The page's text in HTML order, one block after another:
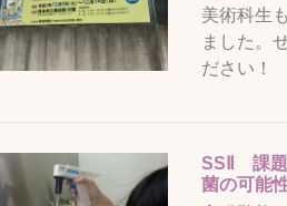
美術科生
ました。
ださい！
SSⅡ 課題
菌の可能性